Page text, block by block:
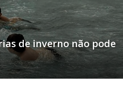
de inverno não pode